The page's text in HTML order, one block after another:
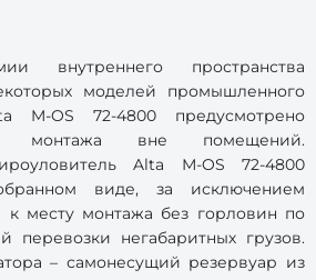
внутреннего пространства
моделей промышленного
M-OS 72-4800 предусмотрено
монтажа вне помещений.
Alta М-OS 72-4800
виде, за исключением
к месту монтажа без горловин по
перевозки негабаритных грузов.
– самонесущий резервуар из